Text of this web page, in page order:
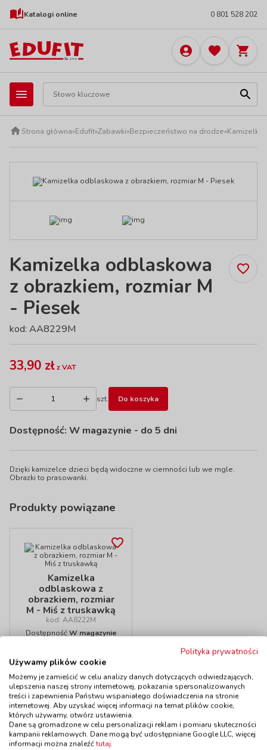
Katalogi online 0 801 528 202
Strona główna»Edufit»Zabawki»Bezpieczeństwo na drodze»Kamizelki
Kamizelka odblaskowa
z obrazkiem, rozmiar M
- Piesek
kod: AA8229M
33,90 złz VAT
szt. Do koszyka
Dostępność: W magazynie - do 5 dni
Dzięki kamizelce dzieci będą widoczne w ciemności lub we mgle.
Obrazki to prasowanki.
Produkty powiązane
Kamizelka
odblaskowa z
obrazkiem, rozmiar
M - Miś z truskawką
kod: AA8222M
DostępnośćW magazynie
Do koszyka
Polecamy
Polityka prywatności
Używamy plików cookie
Możemy je zamieścić w celu analizy danych dotyczących odwiedzających,
ulepszenia naszej strony internetowej, pokazania spersonalizowanych
treści i zapewnienia Państwu wspaniałego doświadczenia na stronie
internetowej. Aby uzyskać więcej informacji na temat plików cookie,
których używamy, otwórz ustawienia.
Dane są gromadzone w celu personalizacji reklam i pomiaru skuteczności
kampanii reklamowych. Dane mogą być udostępniane Google LLC, więcej
informacji można znaleźćtutaj.